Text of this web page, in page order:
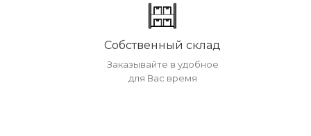
Собственный склад
Заказывайте в удобное
для Вас время